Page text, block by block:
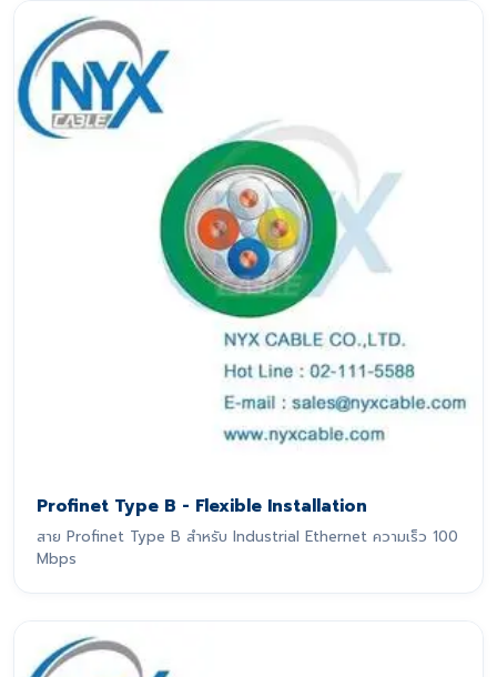
Profinet Type B - Flexible Installation
สาย Profinet Type B สำหรับ Industrial Ethernet ความเร็ว 100
Mbps